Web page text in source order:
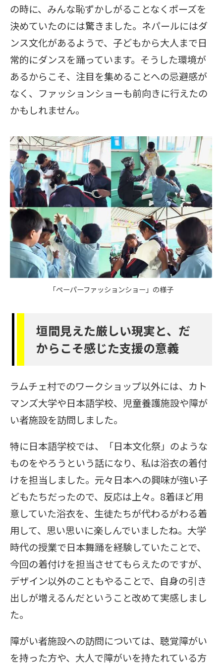
の時に、みんな恥ずかしがることなくポーズを
決めていたのには驚きました。ネパールにはダ
ンス文化があるようで、子どもから大人まで日
常的にダンスを踊っています。そうした環境が
あるからこそ、注目を集めることへの忌避感が
なく、ファッションショーも前向きに行えたの
かもしれません。
「ペーパーファッションショー」の様子
垣間見えた厳しい現実と、だ
からこそ感じた支援の意義
ラムチェ村でのワークショップ以外には、カト
マンズ大学や日本語学校、児童養護施設や障が
い者施設を訪問しました。
特に日本語学校では、「日本文化祭」のような
ものをやろうという話になり、私は浴衣の着付
けを担当しました。元々日本への興味が強い子
どもたちだったので、反応は上々。8着ほど用
意していた浴衣を、生徒たちが代わるがわる着
用して、思い思いに楽しんでいましたね。大学
時代の授業で日本舞踊を経験していたことで、
今回の着付けを担当させてもらえたのですが、
デザイン以外のこともやることで、自身の引き
出しが増えるんだということ改めて実感しまし
た。
障がい者施設への訪問については、聴覚障がい
を持った方や、大人で障がいを持たれている方